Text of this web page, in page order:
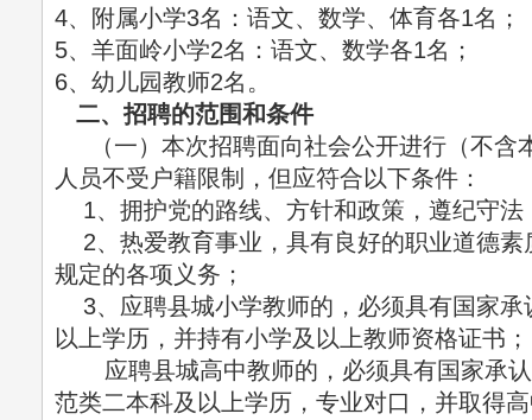
4、附属小学3名：语文、数学、体育各1名；
5、羊面岭小学2名：语文、数学各1名；
6、幼儿园教师2名。
二、招聘的范围和条件
（一）本次招聘面向社会公开进行（不含
人员不受户籍限制，但应符合以下条件：
1、拥护党的路线、方针和政策，遵纪守法
2、热爱教育事业，具有良好的职业道德素
规定的各项义务；
3、应聘县城小学教师的，必须具有国家承
以上学历，并持有小学及以上教师资格证书；
应聘县城高中教师的，必须具有国家承认
范类二本科及以上学历，专业对口，并取得